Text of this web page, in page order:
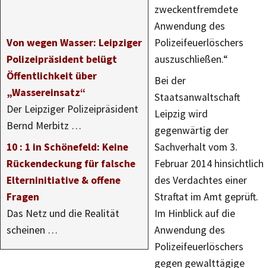
Von wegen Wasser: Leipziger
Polizeipräsident belügt
Öffentlichkeit über
„Wassereinsatz“
Der Leipziger Polizeipräsident
Bernd Merbitz …
10 : 1 in Schönefeld: Keine
Rückendeckung für falsche
Elterninitiative & offene
Fragen
Das Netz und die Realität
scheinen …
zweckentfremdete
Anwendung des
Polizeifeuerlöschers
auszuschließen.“
Bei der
Staatsanwaltschaft
Leipzig wird
gegenwärtig der
Sachverhalt vom 3.
Februar 2014 hinsichtlich
des Verdachtes einer
Straftat im Amt geprüft.
Im Hinblick auf die
Anwendung des
Polizeifeuerlöschers
gegen gewalttägige